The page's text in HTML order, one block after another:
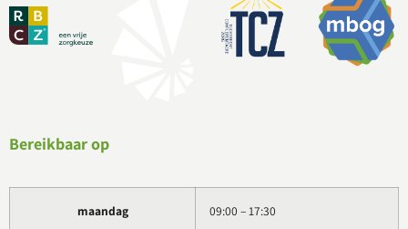
Bereikbaar op
maandag 09:00 – 17:30